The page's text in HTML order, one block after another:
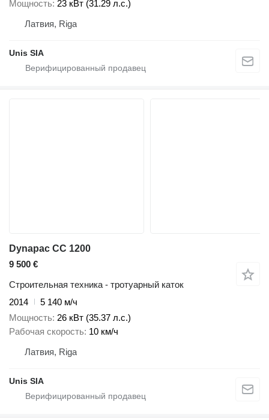
Мощность 23 кВт (31.29 л.с.)
Латвия, Riga
Unis SIA
Dynapac CC 1200
9 500 €
Строительная техника - тротуарный каток
2014
5 140 м/ч
Мощность 26 кВт (35.37 л.с.)
Рабочая скорость 10 км/ч
Латвия, Riga
Unis SIA